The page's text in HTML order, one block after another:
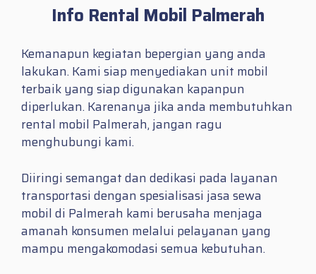
Info Rental Mobil Palmerah
Kemanapun kegiatan bepergian yang anda
lakukan. Kami siap menyediakan unit mobil
terbaik yang siap digunakan kapanpun
diperlukan. Karenanya jika anda membutuhkan
rental mobil Palmerah, jangan ragu
menghubungi kami.
Diiringi semangat dan dedikasi pada layanan
transportasi dengan spesialisasi jasa sewa
mobil di Palmerah kami berusaha menjaga
amanah konsumen melalui pelayanan yang
mampu mengakomodasi semua kebutuhan.